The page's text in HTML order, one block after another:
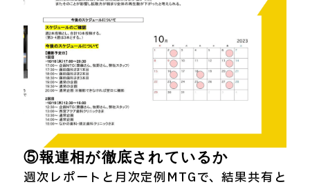
⑤報連相が徹底されているか
週次レポートと月次定例MTGで、結果共有と